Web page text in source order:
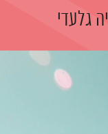
גלעדי